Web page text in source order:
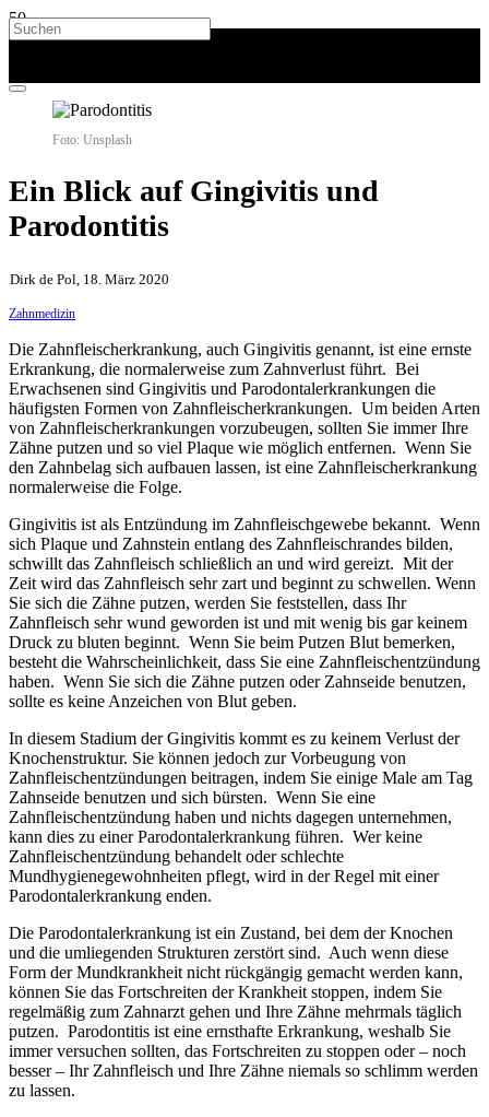
Foto: Unsplash
Ein Blick auf Gingivitis und
Parodontitis
Dirk de Pol, 18. März 2020
Zahnmedizin
Die Zahnfleischerkrankung, auch Gingivitis genannt, ist eine ernste
Erkrankung, die normalerweise zum Zahnverlust führt. Bei
Erwachsenen sind Gingivitis und Parodontalerkrankungen die
häufigsten Formen von Zahnfleischerkrankungen. Um beiden Arten
von Zahnfleischerkrankungen vorzubeugen, sollten Sie immer Ihre
Zähne putzen und so viel Plaque wie möglich entfernen. Wenn Sie
den Zahnbelag sich aufbauen lassen, ist eine Zahnfleischerkrankung
normalerweise die Folge.
Gingivitis ist als Entzündung im Zahnfleischgewebe bekannt. Wenn
sich Plaque und Zahnstein entlang des Zahnfleischrandes bilden,
schwillt das Zahnfleisch schließlich an und wird gereizt. Mit der
Zeit wird das Zahnfleisch sehr zart und beginnt zu schwellen. Wenn
Sie sich die Zähne putzen, werden Sie feststellen, dass Ihr
Zahnfleisch sehr wund geworden ist und mit wenig bis gar keinem
Druck zu bluten beginnt. Wenn Sie beim Putzen Blut bemerken,
besteht die Wahrscheinlichkeit, dass Sie eine Zahnfleischentzündung
haben. Wenn Sie sich die Zähne putzen oder Zahnseide benutzen,
sollte es keine Anzeichen von Blut geben.
In diesem Stadium der Gingivitis kommt es zu keinem Verlust der
Knochenstruktur. Sie können jedoch zur Vorbeugung von
Zahnfleischentzündungen beitragen, indem Sie einige Male am Tag
Zahnseide benutzen und sich bürsten. Wenn Sie eine
Zahnfleischentzündung haben und nichts dagegen unternehmen,
kann dies zu einer Parodontalerkrankung führen. Wer keine
Zahnfleischentzündung behandelt oder schlechte
Mundhygienegewohnheiten pflegt, wird in der Regel mit einer
Parodontalerkrankung enden.
Die Parodontalerkrankung ist ein Zustand, bei dem der Knochen
und die umliegenden Strukturen zerstört sind. Auch wenn diese
Form der Mundkrankheit nicht rückgängig gemacht werden kann,
können Sie das Fortschreiten der Krankheit stoppen, indem Sie
regelmäßig zum Zahnarzt gehen und Ihre Zähne mehrmals täglich
putzen. Parodontitis ist eine ernsthafte Erkrankung, weshalb Sie
immer versuchen sollten, das Fortschreiten zu stoppen oder – noch
besser – Ihr Zahnfleisch und Ihre Zähne niemals so schlimm werden
zu lassen.